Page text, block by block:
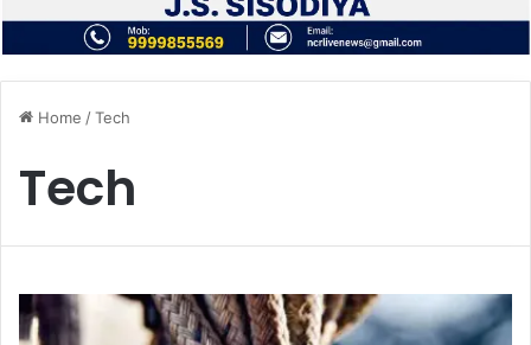
Home /Tech
Tech